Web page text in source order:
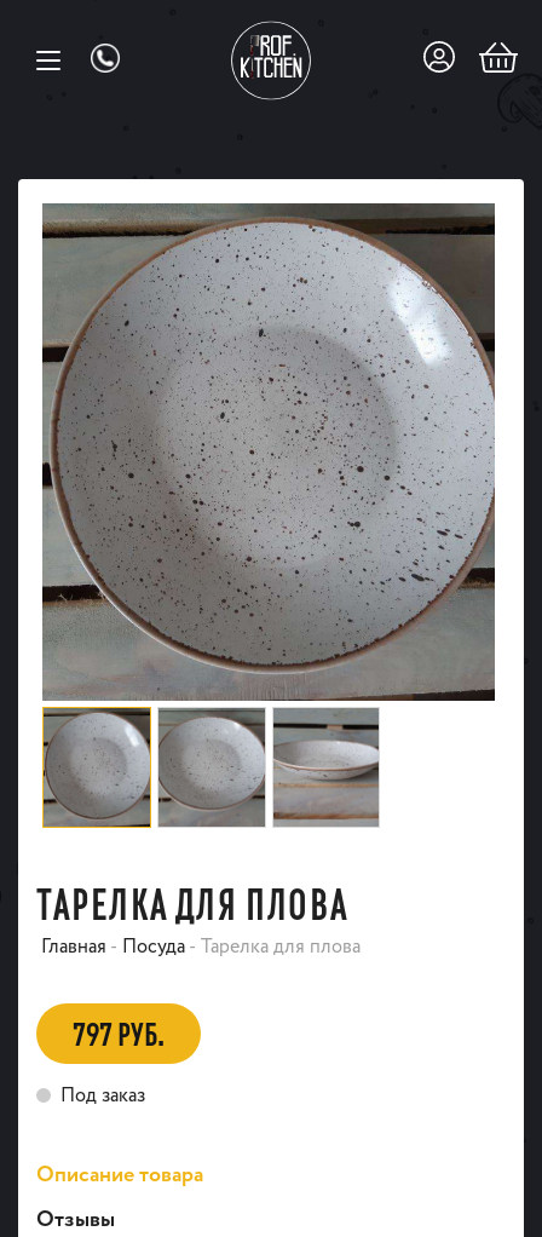
ТАРЕЛКА ДЛЯ ПЛОВА
Главная - Посуда- Тарелка для плова
797 РУБ.
Под заказ
Описание товара
Отзывы